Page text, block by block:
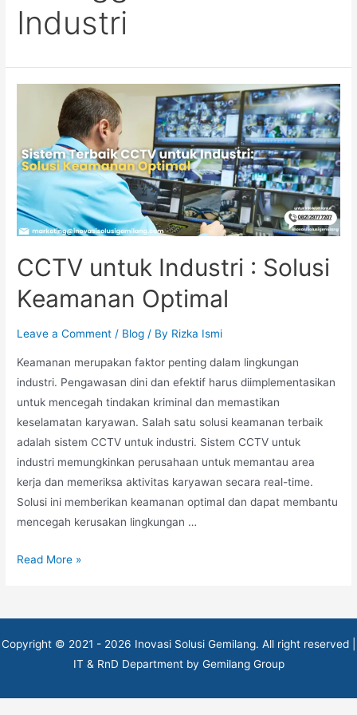
Industri
CCTV untuk Industri : Solusi
Keamanan Optimal
Leave a Comment / Blog / By Rizka Ismi
Keamanan merupakan faktor penting dalam lingkungan
industri. Pengawasan dini dan efektif harus diimplementasikan
untuk mencegah tindakan kriminal dan memastikan
keselamatan karyawan. Salah satu solusi keamanan terbaik
adalah sistem CCTV untuk industri. Sistem CCTV untuk
industri memungkinkan perusahaan untuk memantau area
kerja dan memeriksa aktivitas karyawan secara real-time.
Solusi ini memberikan keamanan optimal dan dapat membantu
mencegah kerusakan lingkungan …
CCTV
:
Solusi
Read More »
Copyright © 2021 - 2026 Inovasi Solusi Gemilang. All right reserved |
IT & RnD Department by Gemilang Group